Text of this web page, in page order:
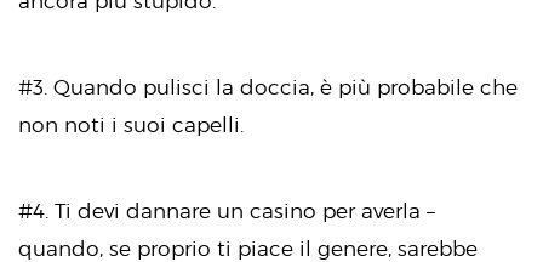
#3. Quando pulisci la doccia, è più probabile che
non noti i suoi capelli.
#4. Ti devi dannare un casino per averla –
quando, se proprio ti piace il genere, sarebbe